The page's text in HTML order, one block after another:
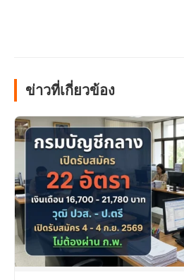
ข่าวที่เกี่ยวข้อง